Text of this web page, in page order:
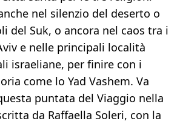
nel silenzio del deserto o
del Suk, o ancora nel caos tra i
e nelle principali località
israeliane, per finire con i
come lo Yad Vashem. Va
puntata del Viaggio nella
da Raffaella Soleri, con la